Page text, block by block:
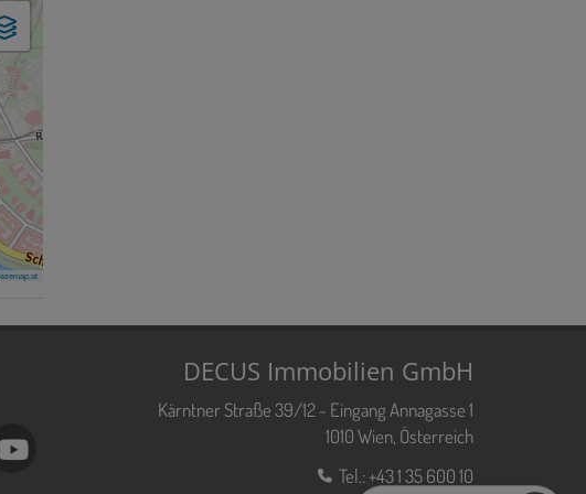
DECUS Immobilien GmbH
Kärntner Straße 39/12 - Eingang Annagasse 1
1010 Wien, Österreich
Tel.:+43 1 35 600 10